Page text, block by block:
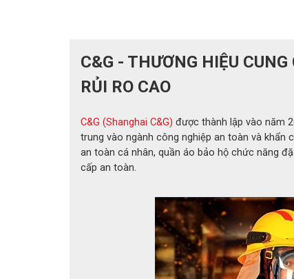
C&G - THƯƠNG HIỆU
RỦI RO CAO
C&G (Shanghai C&G) được thành lập vào năm
trung vào ngành công nghiệp an toàn và khẩn
an toàn cá nhân, quần áo bảo hộ chức năng
cấp an toàn.